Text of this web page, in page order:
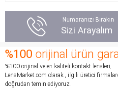
hizmetleriyle görüşmek
için sizi hatta
bekletmeden kendileri
arıyorlar, gerçekten şaka
gibi. Lensler de gayet
kullanışlı. İkinci defa lens
kullanıyorum ve bunun
Numaranızı Bırakın
Sizi Arayalım
%100 orijinal ürün
%100 orijinal ve en kaliteli kontakt lensleri,
LensMarket.com olarak , ilgili üretici
doğrudan temin ediyoruz.